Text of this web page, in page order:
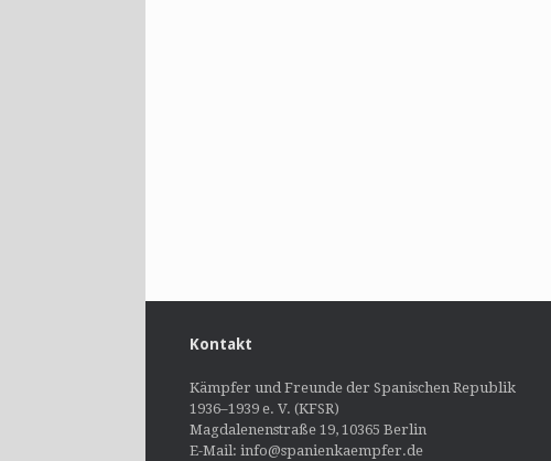
Kontakt
Kämpfer und Freunde der Spanischen Republik
1936–1939 e. V. (KFSR)
Magdalenenstraße 19, 10365 Berlin
E-Mail: info@spanienkaempfer.de